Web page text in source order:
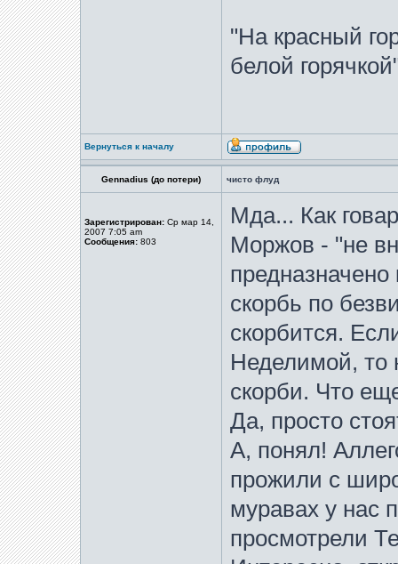
"На красный
белой
Вернуться к началу
Gennadius (до потери) чисто флуд
Зарегистрирован: Ср мар 14,
2007 7:05 am
Сообщения: 803
Мда... Как
Моржов - "не
скорбь по
скорбится.
Неделимой, то
скорби. Что
Да, просто
А, понял!
прожили с
муравах у нас
просмотрели